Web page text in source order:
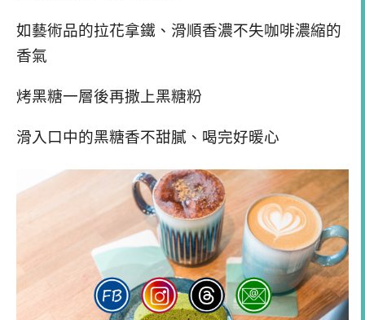
如藝術品的拉花拿鐵、滑順香濃不失咖啡濃縮的
香氣
烤黑糖一層後再撒上黑糖粉
滑入口中的黑糖香不甜膩、喝完好暖心